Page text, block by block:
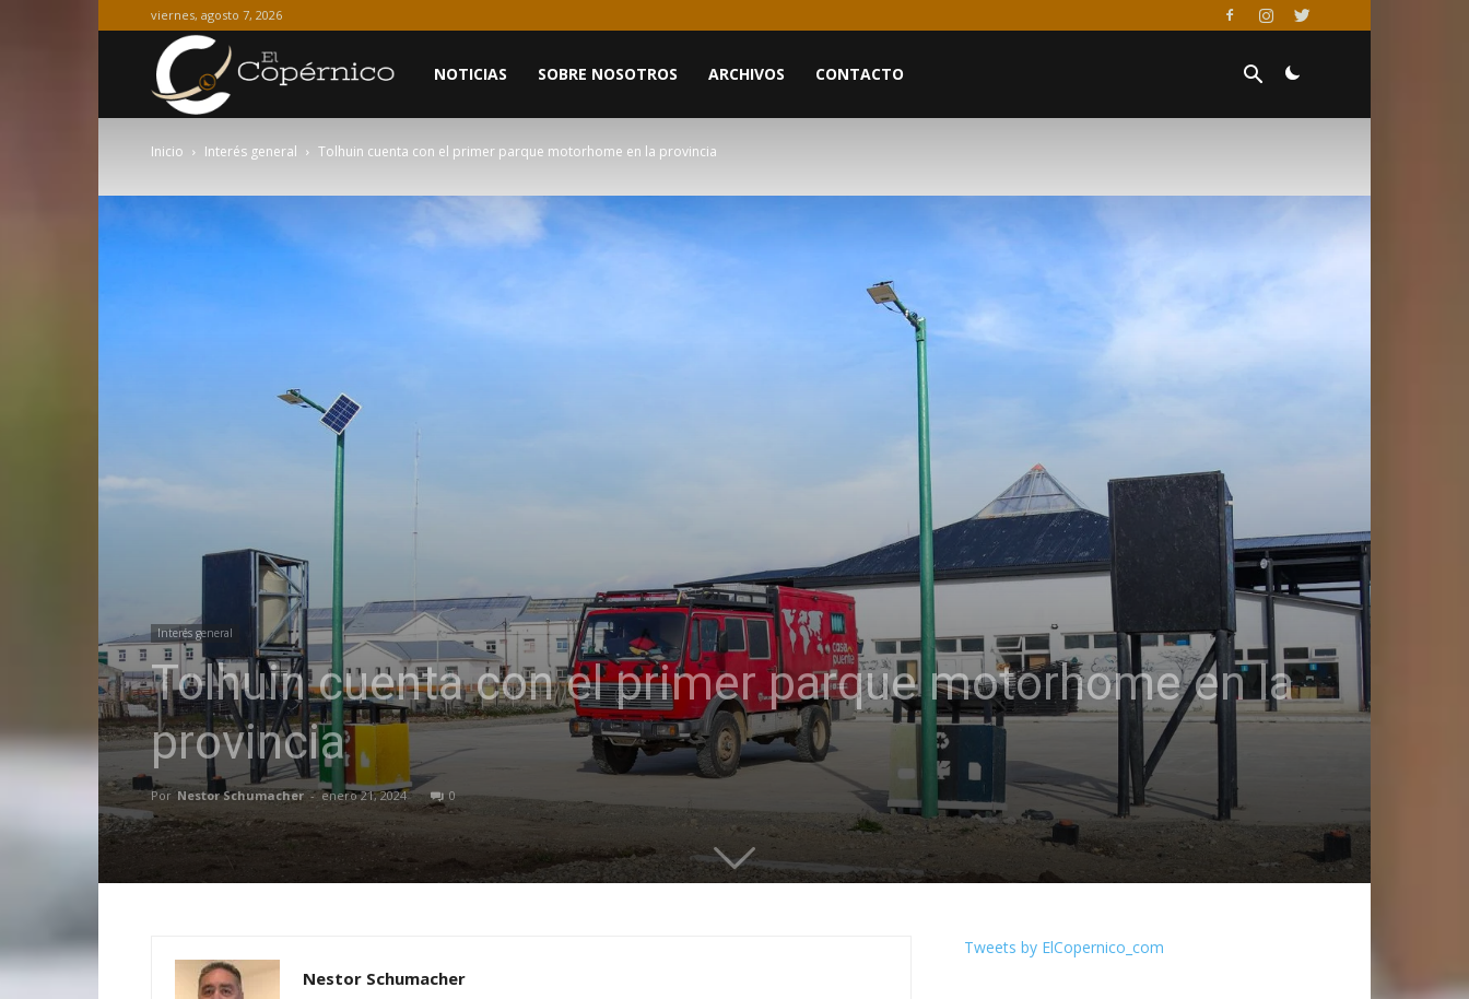
viernes, agosto 7, 2026
Copérnico
NOTICIAS SOBRE NOSOTROS ARCHIVOS CONTACTO
Inicio Interés general Tolhuin cuenta con el primer parque motorhome en la provincia
Interés general
Tolhuin cuenta con el primer parque motorhome en la
provincia
Por Nestor Schumacher - enero 21, 2024 0
Nestor Schumacher
Tweets by ElCopernico_com